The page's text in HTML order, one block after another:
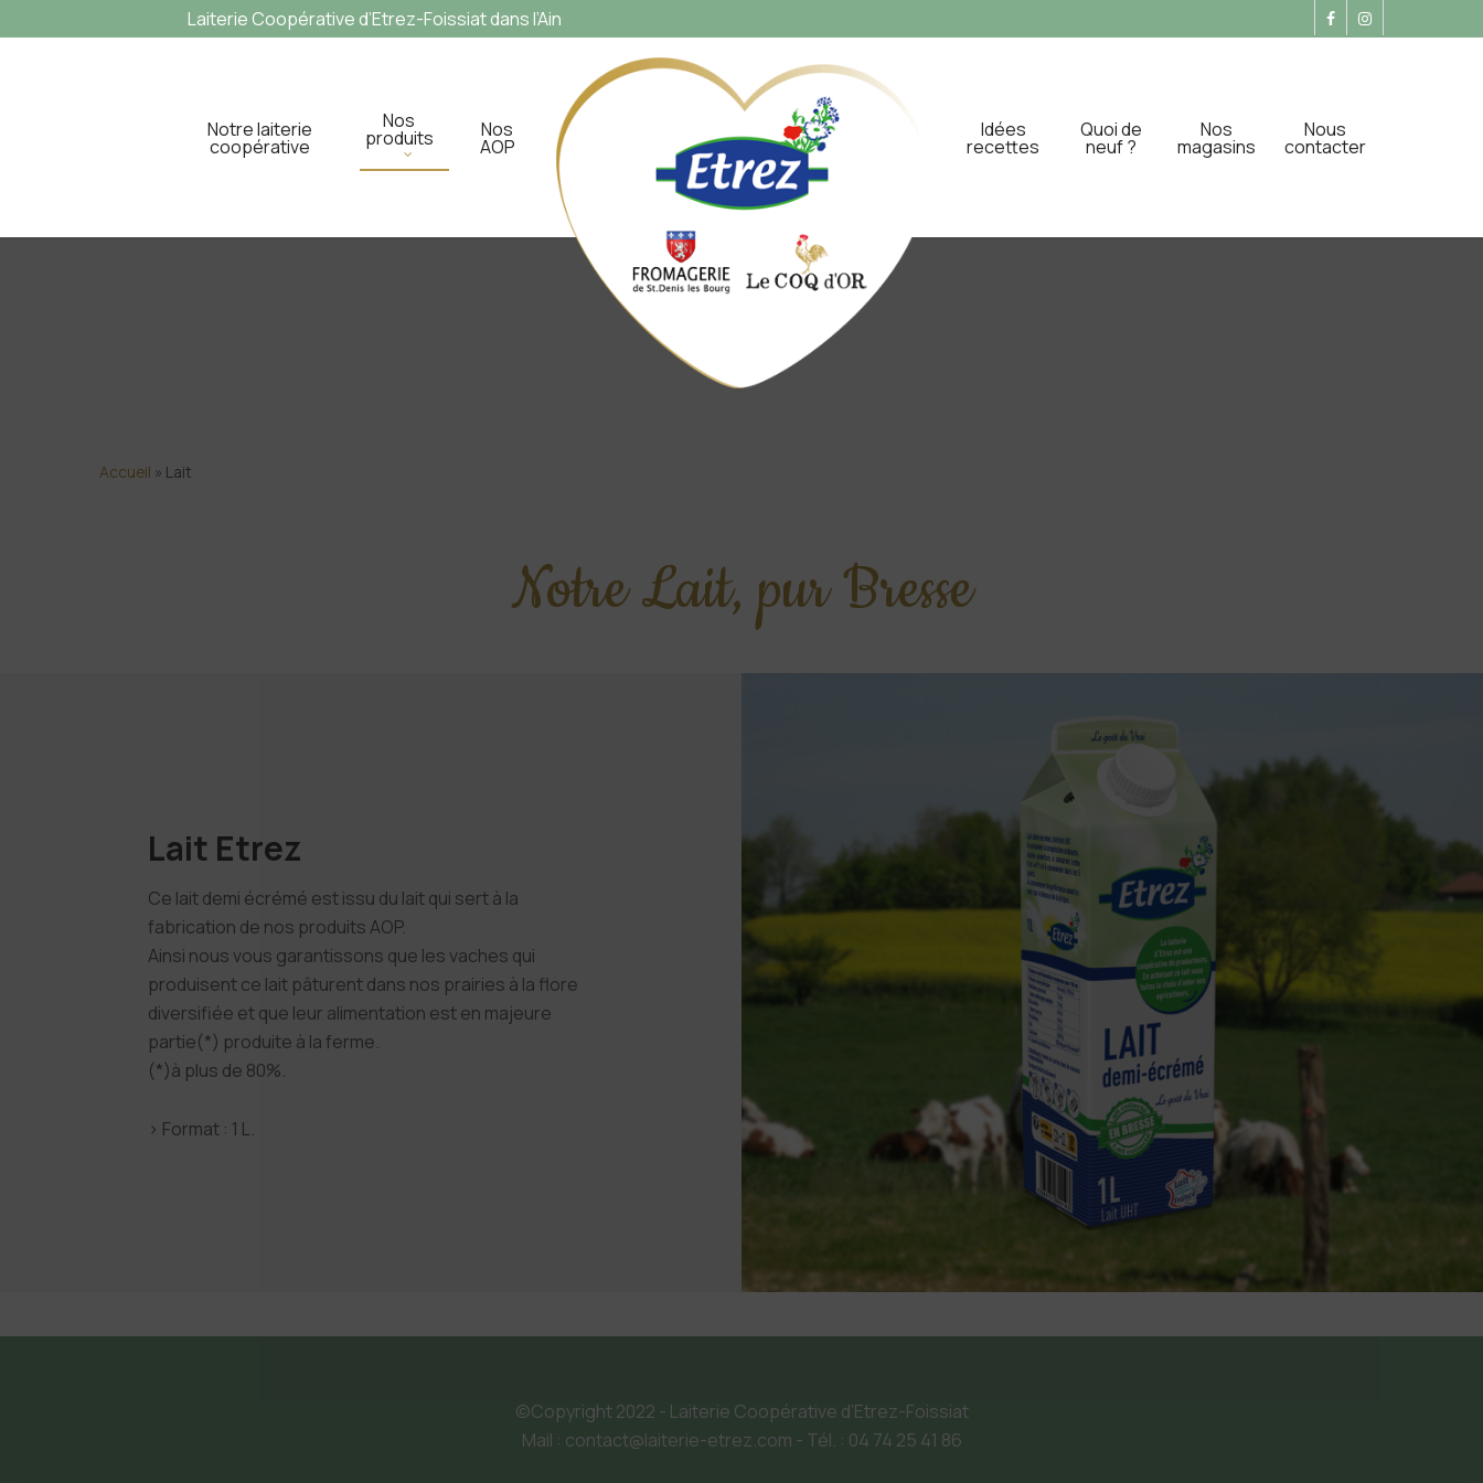
Laiterie Coopérative d’Etrez-Foissiat dans l’Ain
Notre laiterie
coopérative
Nos
produits Nos
AOP
Idées
recettes
Quoi de
neuf ?
Nos
magasins
Nous
contacter
Accueil » Lait
Notre Lait, pur Bresse
Lait Etrez
Ce lait demi écrémé est issu du lait qui sert à la
fabrication de nos produits AOP.
Ainsi nous vous garantissons que les vaches qui
produisent ce lait pâturent dans nos prairies à la flore
diversifiée et que leur alimentation est en majeure
partie(*) produite à la ferme.
(*)à plus de 80%.
› Format : 1 L.
©Copyright 2022 - Laiterie Coopérative d’Etrez-Foissiat
Mail : contact@laiterie-etrez.com - Tél. : 04 74 25 41 86